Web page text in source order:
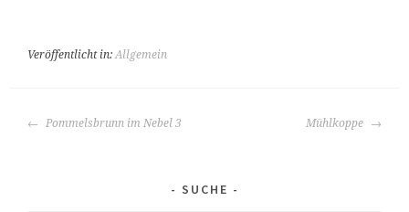
Veröffentlicht in:Allgemein
BEITRAGS-
Pommelsbrunn im Nebel 3 Mühlkoppe
SUCHE